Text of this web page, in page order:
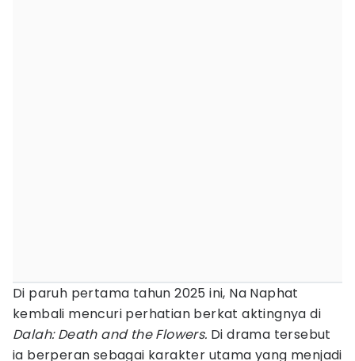
Di paruh pertama tahun 2025 ini, Na Naphat
kembali mencuri perhatian berkat aktingnya di
Dalah: Death and the Flowers. Di drama tersebut
ia berperan sebagai karakter utama yang menjadi